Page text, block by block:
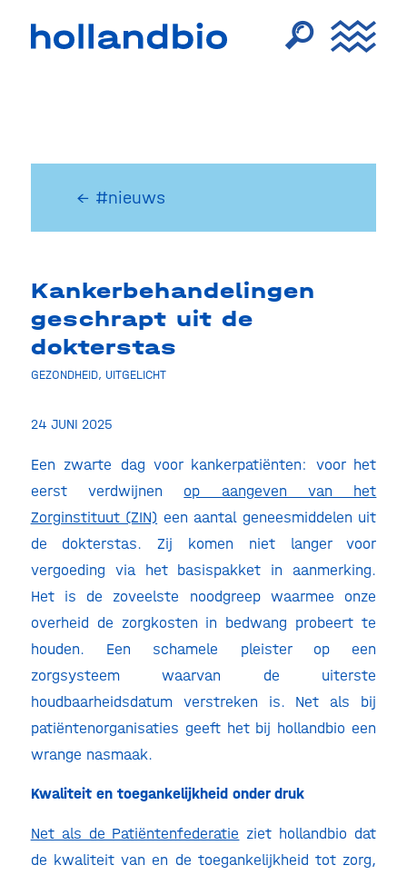
← #nieuws
Kankerbehandelingen
geschrapt uit de
dokterstas
GEZONDHEID, UITGELICHT
24 JUNI 2025
Een zwarte dag voor kankerpatiënten: voor het
eerst verdwijnen op aangeven van het
Zorginstituut (ZIN) een aantal geneesmiddelen uit
de dokterstas. Zij komen niet langer voor
vergoeding via het basispakket in aanmerking.
Het is de zoveelste noodgreep waarmee onze
overheid de zorgkosten in bedwang probeert te
houden. Een schamele pleister op een
zorgsysteem waarvan de uiterste
houdbaarheidsdatum verstreken is. Net als bij
patiëntenorganisaties geeft het bij hollandbio een
wrange nasmaak.
Kwaliteit en toegankelijkheid onder druk
Net als de Patiëntenfederatie ziet hollandbio dat
de kwaliteit van en de toegankelijkheid tot zorg,